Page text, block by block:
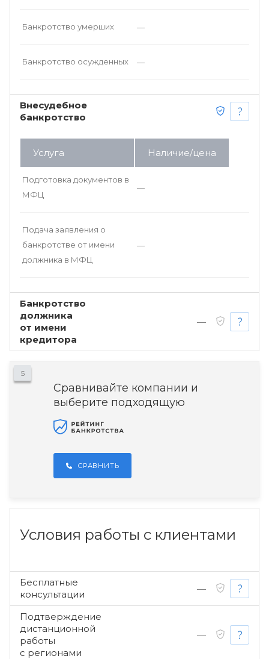
Банкротство умерших —
Банкротство осужденных —
Внесудебное
банкротство
Услуга Наличие/цена
Подготовка документов в
МФЦ
—
Подача заявления о
банкротстве от имени
должника в МФЦ
—
Банкротство
должника
от имени
кредитора
—
5
Сравнивайте компании и
выберите подходящую
СРАВНИТЬ
Условия работы с клиентами
Бесплатные
консультации
—
Подтверждение
дистанционной
работы
с регионами
—